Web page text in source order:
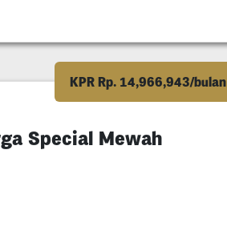
KPR Rp. 14,966,943/bulan
Special Mewah